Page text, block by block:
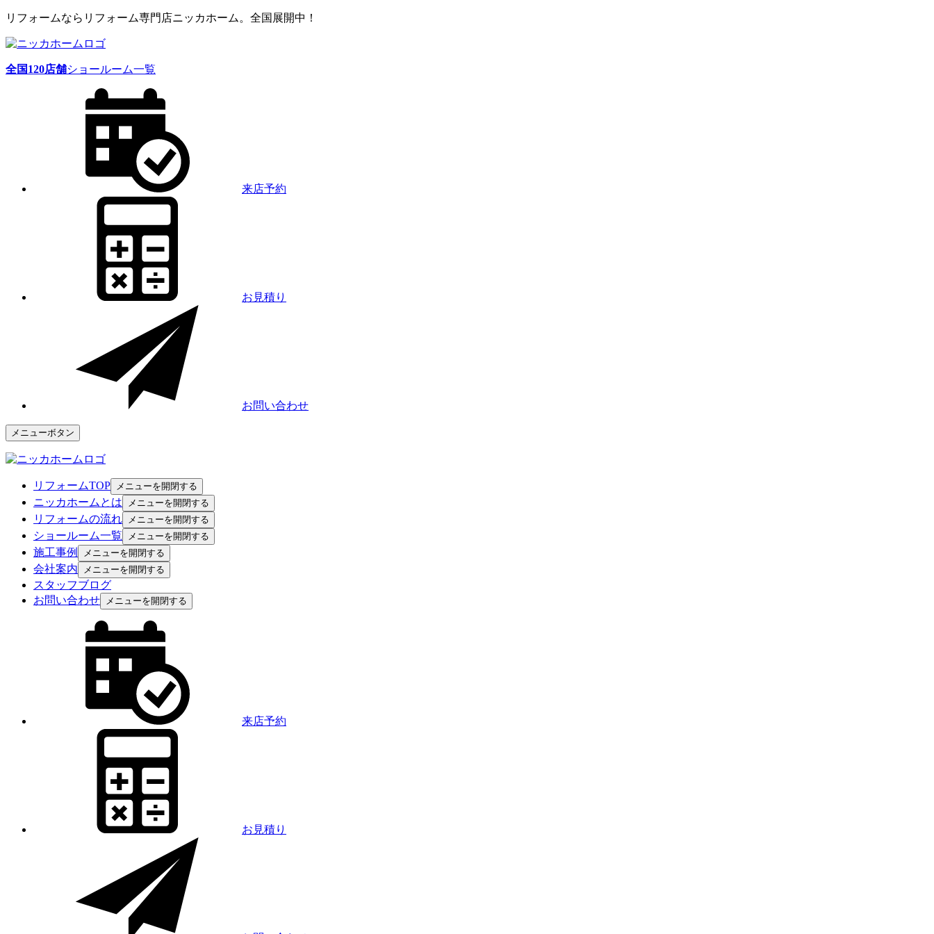
リフォームならリフォーム専門店ニッカホーム。全国展開中！
全国120店舗ショールーム一覧
来店予約
お見積り
お問い合わせ
メニューボタン
リフォームTOP メニューを開閉する
ニッカホームとは メニューを開閉する
リフォームの流れ メニューを開閉する
ショールーム一覧 メニューを開閉する
施工事例 メニューを開閉する
会社案内 メニューを開閉する
スタッフブログ
お問い合わせ
メニューを開閉する
来店予約
お見積り